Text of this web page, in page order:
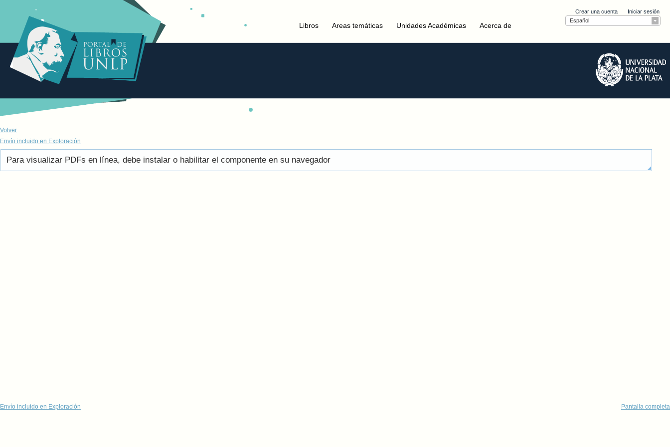
Crear una cuenta
Iniciar sesión
Español
Libros Areas temáticas Unidades Académicas Acerca de
Volver
Envío incluido en Exploración
Para visualizar PDFs en línea, debe instalar o habilitar el componente en su navegador
Envío incluido en Exploración Pantalla completa